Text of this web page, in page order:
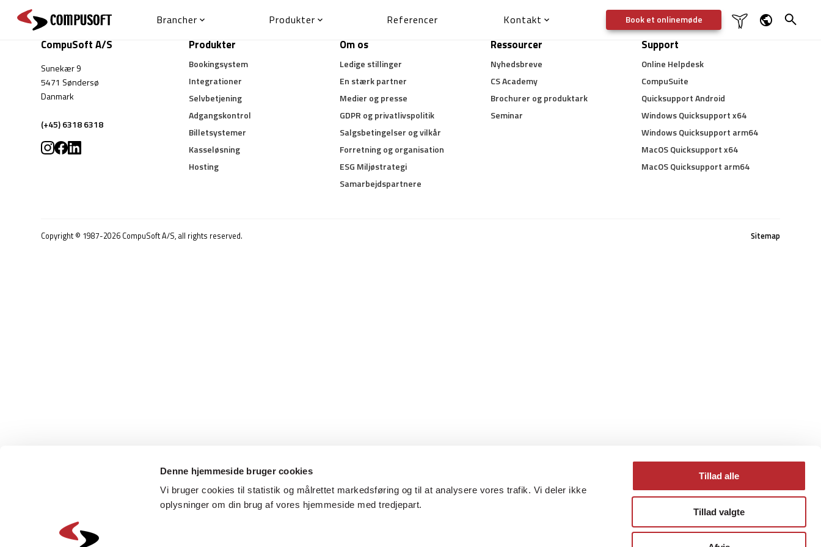
Denne hjemmeside bruger cookies
Vi bruger cookies til statistik og målrettet markedsføring og til at analysere vores trafik. Vi deler ikke
oplysninger om din brug af vores hjemmeside med tredjepart.
Tillad alle
Tillad valgte
Brancher  Produkter  Referencer Kontakt  Book et onlinemøde 
Svenska
CompuSoft A/S
Sunekær 9
5471 Søndersø
Danmark
(+45) 6318 6318
Produkter
Bookingsystem
Integrationer
Selvbetjening
Adgangskontrol
Billetsystemer
Kasseløsning
Hosting
Om os
Ledige stillinger
En stærk partner
Medier og presse
GDPR og privatlivspolitik
Salgsbetingelser og vilkår
Forretning og organisation
ESG Miljøstrategi
Samarbejdspartnere
Ressourcer
Nyhedsbreve
CS Academy
Brochurer og produktark
Seminar
Support
Online Helpdesk
CompuSuite
Quicksupport Android
Windows Quicksupport x64
Windows Quicksupport arm64
MacOS Quicksupport x64
MacOS Quicksupport arm64
Copyright © 1987-2026 CompuSoft A/S, all rights reserved. Sitemap